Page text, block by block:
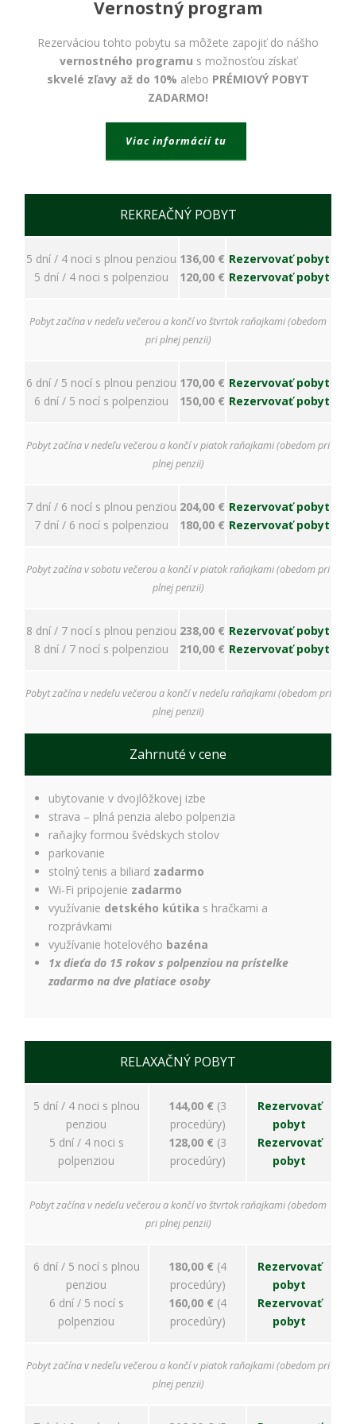
Vernostný program
Rezerváciou tohto pobytu sa môžete zapojiť do nášho
vernostného programu s možnosťou získať
skvelé zľavy až do 10% alebo PRÉMIOVÝ POBYT
ZADARMO!
Viac informácií tu
REKREAČNÝ POBYT
5 dní / 4 noci s plnou penziou
5 dní / 4 noci s polpenziou
136,00 €
120,00 €
Rezervovať pobyt
Rezervovať pobyt
Pobyt začína v nedeľu večerou a končí vo štvrtok raňajkami (obedom
pri plnej penzii)
6 dní / 5 nocí s plnou penziou
6 dní / 5 nocí s polpenziou
170,00 €
150,00 €
Rezervovať pobyt
Rezervovať pobyt
Pobyt začína v nedeľu večerou a končí v piatok raňajkami (obedom pri
plnej penzii)
7 dní / 6 nocí s plnou penziou
7 dní / 6 nocí s polpenziou
204,00 €
180,00 €
Rezervovať pobyt
Rezervovať pobyt
Pobyt začína v sobotu večerou a končí v piatok raňajkami (obedom pri
plnej penzii)
8 dní / 7 nocí s plnou penziou
8 dní / 7 nocí s polpenziou
238,00 €
210,00 €
Rezervovať pobyt
Rezervovať pobyt
Pobyt začína v nedeľu večerou a končí v nedeľu raňajkami (obedom pri
plnej penzii)
Zahrnuté v cene
ubytovanie v dvojlôžkovej izbe
strava – plná penzia alebo polpenzia
raňajky formou švédskych stolov
parkovanie
stolný tenis a biliard zadarmo
Wi-Fi pripojenie zadarmo
využívanie detského kútika s hračkami a
rozprávkami
využívanie hotelového bazéna
1x dieťa do 15 rokov s polpenziou na prístelke
zadarmo na dve platiace osoby
RELAXAČNÝ POBYT
5 dní / 4 noci s plnou
penziou
5 dní / 4 noci s
polpenziou
144,00 € (3
procedúry)
128,00 € (3
procedúry)
Rezervovať
pobyt
Rezervovať
pobyt
Pobyt začína v nedeľu večerou a končí vo štvrtok raňajkami (obedom
pri plnej penzii)
6 dní / 5 nocí s plnou
penziou
6 dní / 5 nocí s
polpenziou
180,00 € (4
procedúry)
160,00 € (4
procedúry)
Rezervovať
pobyt
Rezervovať
pobyt
Pobyt začína v nedeľu večerou a končí v piatok raňajkami (obedom pri
plnej penzii)
nastavenia
predvyplnenie
formulárov.
Bez týchto
cookies by
nemohla
správne
webu; Právny
základ:
nám
porozumieť,
používajú
našu stránku,
zlepšovať.
informácie
anonymne.
vylepšenie
súhlas
návštevníka
Používateľská
vašej návštevy
fungovala čo
tieto súbory
cookie
odmietnete,
zmiznú.
Marketing
Používame
relevantnej
reklamy a meranie
úspešnosti našich
reklamných
kampaní. Tieto
cookies môžu byť
nastavené aj
partnermi, ako je
Google. Účel:
reklám; Právny
základ: súhlas